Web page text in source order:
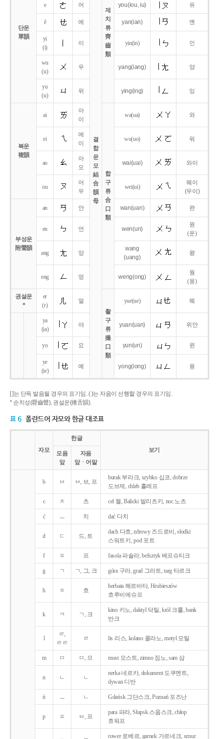
단운
單韻
결
합
운
모
結
合
韻
母
제
치
류
齊
齒
類
e 어 you(iou,iu) 유
ê 에 yan(ian) 옌
yi
(i)
이 yin(in) 인
wu
(u)
우 yang(iang) 양
yu
(u)
위 ying(ing) 잉
복운
複韻
ai
아
이
합
구
류
合
口
類
wa(ua) 와
ei
에
이
wo(uo) 워
ao
아
오
wai(uai) 와이
ou
어
우
wei(ui)
웨이
(우이)
부성운
附聲韻
an 안 wan(uan) 완
en 언 wen(un)
원
(운)
ang 앙
wang
(uang)
왕
eng 엉 weng(ong)
웡
(웅)
권설운
*
er
(r)
얼
촬
구
류
撮
口
類
yue(ue) 웨
ya
(ia)
야 yuan(uan) 위안
yo 요 yun(un) 윈
ye
(ie)
예 yong(iong) 융
[ ]는 단독 발음될 경우의 표기임. ( )는 자음이 선행할 경우의 표기임.
* 순치성(脣齒聲), 권설운(捲舌韻).
표 6 폴란드어 자모와 한글 대조표
자모
한글
보기
모음
앞
자음
앞ㆍ어말
b ㅂ ㅂ, 브, 프
burak 부라크, szybko 십코, dobrze
도브제, chleb 흘레프
c ㅊ 츠 cel 첼, Balicki 발리츠키, noc 노츠
ć ㅡ 치 dać 다치
d ㄷ 드, 트
dach 다흐, zdrowy 즈드로비, słodki
스워트키, pod 포트
f ㅍ 프 fasola 파솔라, befsztyk 베프슈티크
g ㄱ ㄱ, 그, 크 góra 구라, grad 그라트, targ 타르크
h ㅎ 흐
herbata 헤르바타, Hrubieszów
흐루비에슈프
k ㅋ ㄱ, 크
kino 키노, daktyl 닥틸, król 크룰, bank
반크
l
ㄹ,
ㄹㄹ
ㄹ lis 리스, kolano 콜라노, motyl 모틸
m ㅁ ㅁ, 므 most 모스트, zimno 짐노, sam 삼
n ㄴ ㄴ
nerka 네르카, dokument 도쿠멘트,
dywan 디반
ń ㅡ ㄴ Gdańsk 그단스크, Poznań 포즈난
p ㅍ ㅂ, 프
para 파라, Słupsk 스웁스크, chłop
흐워프
rower 로베르, garnek 가르네크, sznur